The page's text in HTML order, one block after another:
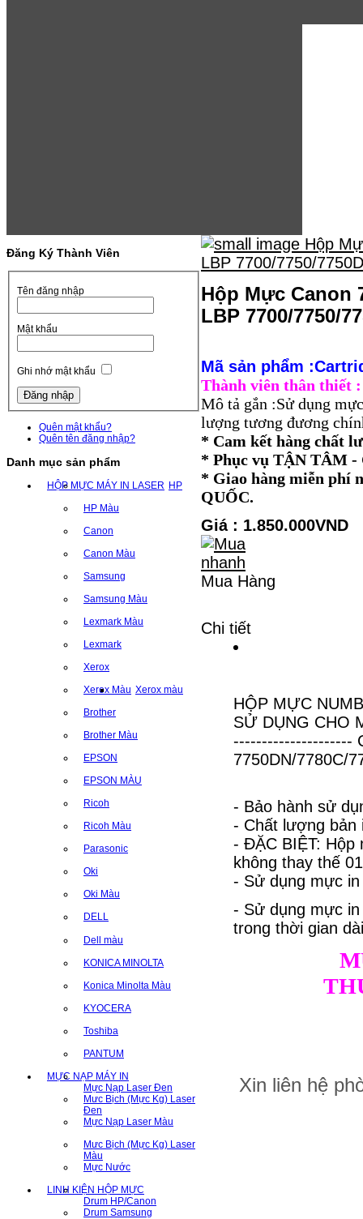
Đăng Ký Thành Viên
Tên đăng nhập
Mật khẩu
Ghi nhớ mật khẩu
Quên mật khẩu?
Quên tên đăng nhập?
Danh mục sản phẩm
HỘP MỰC MÁY IN LASER HP
HP Màu
Canon
Canon Màu
Samsung
Samsung Màu
Lexmark Màu
Lexmark
Xerox
Xerox Màu Xerox màu
Brother
Brother Màu
EPSON
EPSON MÀU
Ricoh
Ricoh Màu
Parasonic
Oki
Oki Màu
DELL
Dell màu
KONICA MINOLTA
Konica Minolta Màu
KYOCERA
Toshiba
PANTUM
MỰC NẠP MÁY IN
Mực Nạp Laser Đen
Mưc Bịch (Mực Kg) Laser
Đen
Mực Nạp Laser Màu
Mưc Bịch (Mực Kg) Laser
Màu
Mực Nước
LINH KIỆN HỘP MỰC
Drum HP/Canon
Drum Samsung
Hộp Mực Canon
LBP 7700/7750/
Mã sản phẩm
Thành viên thân thiết
Mô tả gắn :Sử dụng
lượng tương đương
* Cam kết hàng chất
* Phục vụ TẬN TÂM
* Giao hàng miễn phí
QUỐC.
Giá : 1.850.000VND
Mua Hàng
Chi tiết
HỘP MỰC
SỬ DỤNG CHO
---------------------
7750DN/7780C/
- Bảo hành sử
- Chất lượng bản
- ĐẶC BIỆT: Hộp
không thay thế
- Sử dụng mực
- Sử dụng mực
trong thời gian
Xin liên hệ